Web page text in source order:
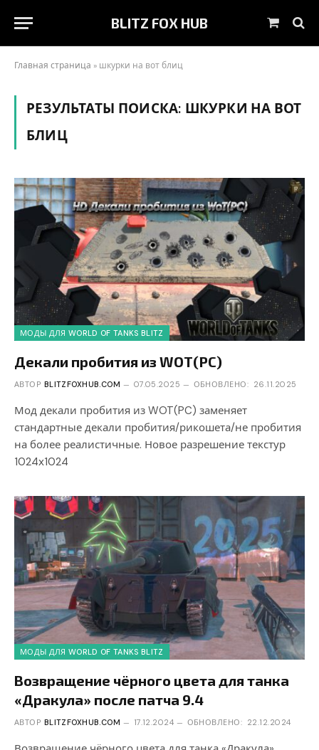
BLITZ FOX HUB Корзина
Главная страница » шкурки на вот блиц
РЕЗУЛЬТАТЫ ПОИСКА: ШКУРКИ НА ВОТ
БЛИЦ
МОДЫ ДЛЯ WORLD OF TANKS BLITZ
Декали пробития из WOT(PC)
АВТОР BLITZFOXHUB.COM 07.05.2025 ОБНОВЛЕНО: 26.11.2025
Мод декали пробития из WOT(PC) заменяет
стандартные декали пробития/рикошета/не пробития
на более реалистичные. Новое разрешение текстур
1024х1024
МОДЫ ДЛЯ WORLD OF TANKS BLITZ
Возвращение чёрного цвета для танка
«Дракула» после патча 9.4
АВТОР BLITZFOXHUB.COM 17.12.2024 ОБНОВЛЕНО: 22.12.2024